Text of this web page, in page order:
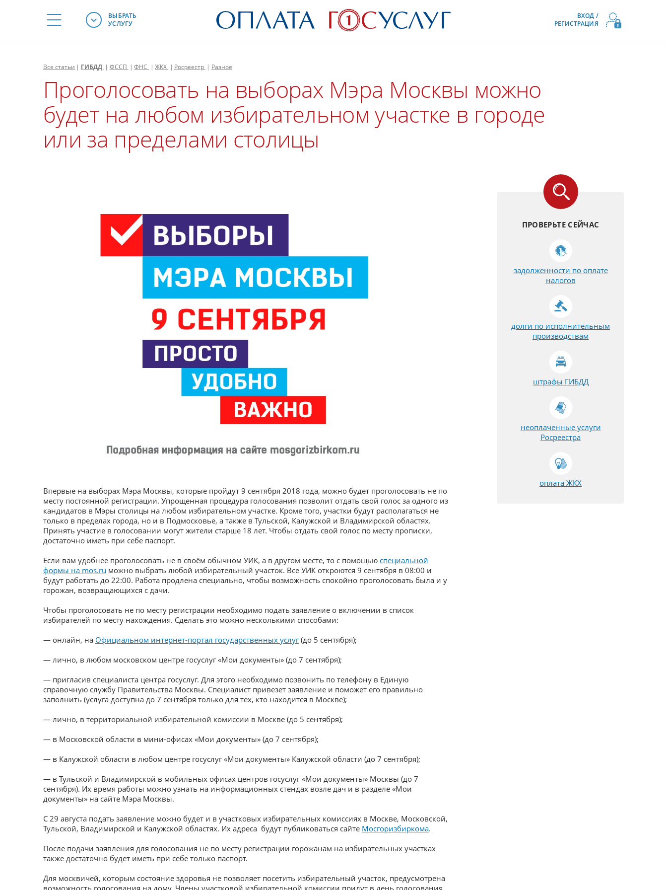
ВЫБРАТЬ
УСЛУГУ
ВХОД /
РЕГИСТРАЦИЯ
Все статьи | ГИБДД | ФССП | ФНС | ЖКХ | Росреестр | Разное
Проголосовать на выборах Мэра Москвы можно
будет на любом избирательном участке в городе
или за пределами столицы
Впервые на выборах Мэра Москвы, которые пройдут 9 сентября 2018 года, можно будет проголосовать не по
месту постоянной регистрации. Упрощенная процедура голосования позволит отдать свой голос за одного из
кандидатов в Мэры столицы на любом избирательном участке. Кроме того, участки будут располагаться не
только в пределах города, но и в Подмосковье, а также в Тульской, Калужской и Владимирской областях.
Принять участие в голосовании могут жители старше 18 лет. Чтобы отдать свой голос по месту прописки,
достаточно иметь при себе паспорт.
Если вам удобнее проголосовать не в своём обычном УИК, а в другом месте, то с помощью специальной
формы на mos.ru можно выбрать любой избирательный участок. Все УИК откроются 9 сентября в 08:00 и
будут работать до 22:00. Работа продлена специально, чтобы возможность спокойно проголосовать была и у
горожан, возвращающихся с дачи.
Чтобы проголосовать не по месту регистрации необходимо подать заявление о включении в список
избирателей по месту нахождения. Сделать это можно несколькими способами:
— онлайн, на Официальном интернет-портал государственных услуг(до 5 сентября);
— лично, в любом московском центре госуслуг «Мои документы» (до 7 сентября);
— пригласив специалиста центра госуслуг. Для этого необходимо позвонить по телефону в Единую
справочную службу Правительства Москвы. Специалист привезет заявление и поможет его правильно
заполнить (услуга доступна до 7 сентября только для тех, кто находится в Москве);
— лично, в территориальной избирательной комиссии в Москве (до 5 сентября);
— в Московской области в мини-офисах «Мои документы» (до 7 сентября);
— в Калужской области в любом центре госуслуг «Мои документы» Калужской области (до 7 сентября);
— в Тульской и Владимирской в мобильных офисах центров госуслуг «Мои документы» Москвы (до 7
сентября). Их время работы можно узнать на информационных стендах возле дач и в разделе «Мои
документы» на сайте Мэра Москвы.
С 29 августа подать заявление можно будет и в участковых избирательных комиссиях в Москве, Московской,
Тульской, Владимирской и Калужской областях. Их адреса будут публиковаться сайте Мосгоризбиркома.
После подачи заявления для голосования не по месту регистрации горожанам на избирательных участках
также достаточно будет иметь при себе только паспорт.
Для москвичей, которым состояние здоровья не позволяет посетить избирательный участок, предусмотрена
возможность голосования на дому. Члены участковой избирательной комиссии придут в день голосования
ПРОВЕРЬТЕ СЕЙЧАС
задолженности по оплате
налогов
долги по исполнительным
производствам
штрафы ГИБДД
неоплаченные услуги
Росреестра
оплата ЖКХ